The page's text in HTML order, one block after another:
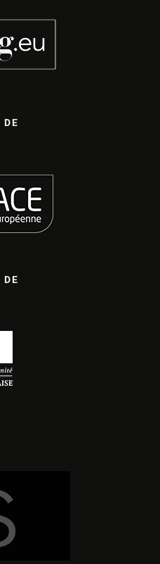
DE
DE